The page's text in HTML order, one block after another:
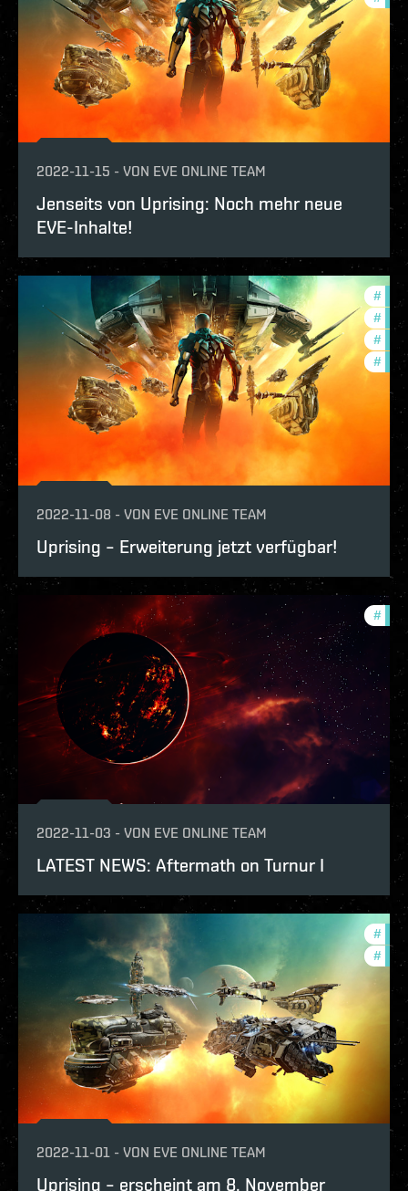
2022-11-15 - VON EVE ONLINE TEAM
Jenseits von Uprising: Noch mehr neue
EVE-Inhalte!
#
#
#
#
2022-11-08 - VON EVE ONLINE TEAM
Uprising – Erweiterung jetzt verfügbar!
#
2022-11-03 - VON EVE ONLINE TEAM
LATEST NEWS: Aftermath on Turnur I
#
#
2022-11-01 - VON EVE ONLINE TEAM
Uprising – erscheint am 8. November